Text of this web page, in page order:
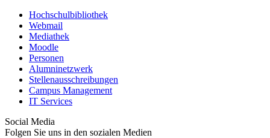
Hochschulbibliothek
Webmail
Mediathek
Moodle
Personen
Alumninetzwerk
Stellenausschreibungen
Campus Management
IT Services
Social Media
Folgen Sie uns in den sozialen Medien